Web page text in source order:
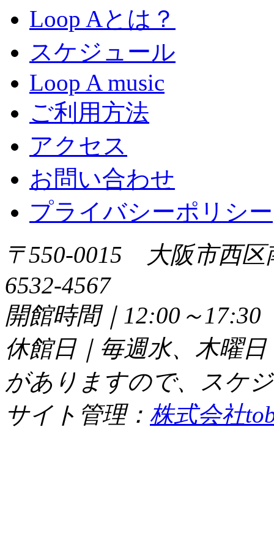
Loop Aとは？
スケジュール
Loop A music
ご利用方法
アクセス
お問い合わせ
プライバシーポリシー
〒550-0015 大阪市西
6532-4567
開館時間｜12:00～
休館日｜毎週水、木曜
がありますので、スケ
サイト管理： 株式会社